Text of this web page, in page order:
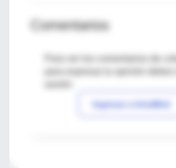
Comentarios
Para ver los comentarios de
Ingresar a IntraMed